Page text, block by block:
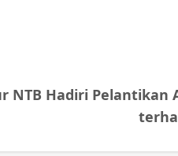
NTB Hadiri Pelantikan